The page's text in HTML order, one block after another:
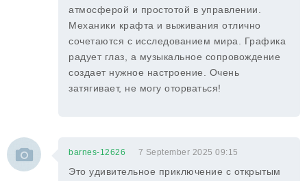
атмосферой и простотой в управлении.
Механики крафта и выживания отлично
сочетаются с исследованием мира. Графика
радует глаз, а музыкальное сопровождение
создает нужное настроение. Очень
затягивает, не могу оторваться!
barnes-12626 7 September 2025 09:15
Это удивительное приключение с открытым